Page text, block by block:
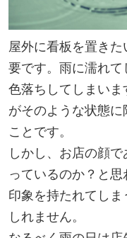
屋外に看板を置き
要です。雨に濡れて
色落ちしてしまい
がそのような状態
ことです。
しかし、お店の顔
っているのか？と
印象を持たれてし
しれません。